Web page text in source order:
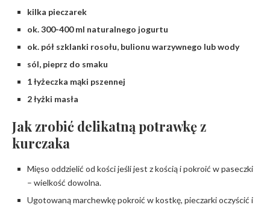
kilka pieczarek
ok. 300-400 ml naturalnego jogurtu
ok. pół szklanki rosołu, bulionu warzywnego lub wody
sól, pieprz do smaku
1 łyżeczka mąki pszennej
2 łyżki masła
Jak zrobić delikatną potrawkę z
kurczaka
Mięso oddzielić od kości jeśli jest z kością i pokroić w paseczki
– wielkość dowolna.
Ugotowaną marchewkę pokroić w kostkę, pieczarki oczyścić i